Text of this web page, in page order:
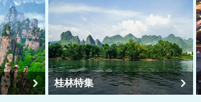
桂林特集